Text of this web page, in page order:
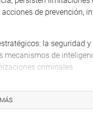
de prevención,
la seguridad
de
criminales.
el fortalecimiento